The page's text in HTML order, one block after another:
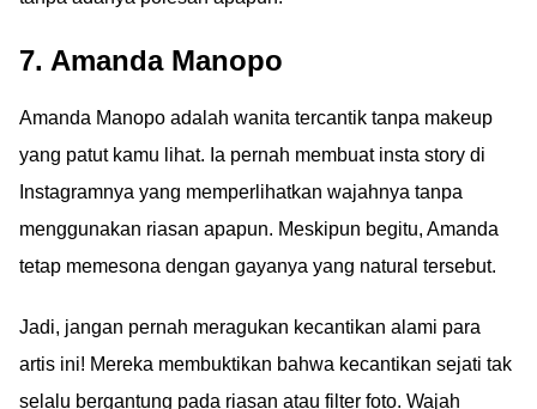
7. Amanda Manopo
Amanda Manopo adalah wanita tercantik tanpa makeup
yang patut kamu lihat. Ia pernah membuat insta story di
Instagramnya yang memperlihatkan wajahnya tanpa
menggunakan riasan apapun. Meskipun begitu, Amanda
tetap memesona dengan gayanya yang natural tersebut.
Jadi, jangan pernah meragukan kecantikan alami para
artis ini! Mereka membuktikan bahwa kecantikan sejati tak
selalu bergantung pada riasan atau filter foto. Wajah